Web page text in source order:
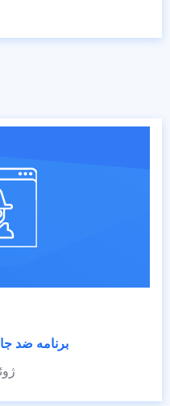
برنامه ضد
ژوئن